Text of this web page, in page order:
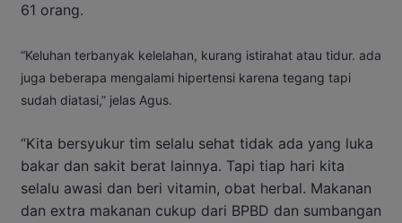
61 orang.
“Keluhan terbanyak kelelahan, kurang istirahat atau tidur. ada
juga beberapa mengalami hipertensi karena tegang tapi
sudah diatasi,” jelas Agus.
“Kita bersyukur tim selalu sehat tidak ada yang luka
bakar dan sakit berat lainnya. Tapi tiap hari kita
selalu awasi dan beri vitamin, obat herbal. Makanan
dan extra makanan cukup dari BPBD dan sumbangan